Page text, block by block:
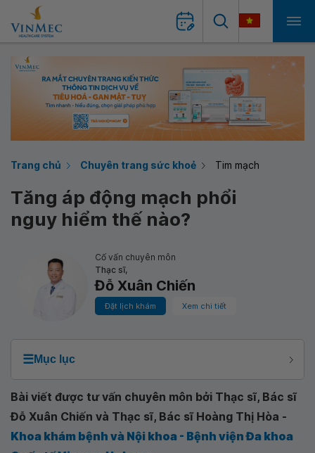
Trang chủ Chuyên trang sức khoẻ Tim mạch
Tăng áp động mạch phổi
nguy hiểm thế nào?
Cố vấn chuyên môn
Thạc sĩ,
Đỗ Xuân Chiến
Đặt lịch khám Xem chi tiết
☰Mục lục
Bài viết được tư vấn chuyên môn bởi Thạc sĩ, Bác sĩ
Đỗ Xuân Chiến và Thạc sĩ, Bác sĩ Hoàng Thị Hòa -
Khoa khám bệnh và Nội khoa - Bệnh viện Đa khoa